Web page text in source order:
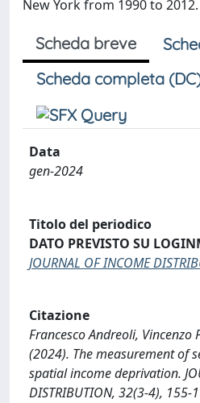
New York from 1990 to 2012.
Scheda breve
Scheda completa
Data
gen-2024
Titolo del periodico
DATO PREVISTO SU
JOURNAL OF INCOME
Citazione
Francesco Andreoli, Vincenzo
(2024). The measurement of
spatial income deprivation.
DISTRIBUTION, 32(3-4), 155-